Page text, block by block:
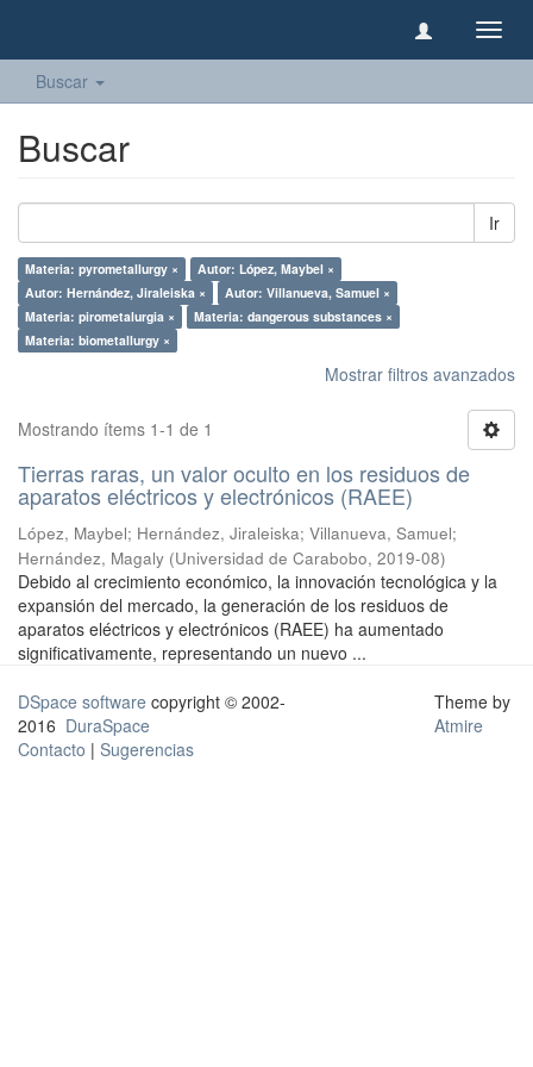
Buscar
Buscar
Ir
Materia: pyrometallurgy ×
Autor: López, Maybel ×
Autor: Hernández, Jiraleiska ×
Autor: Villanueva, Samuel ×
Materia: pirometalurgia ×
Materia: dangerous substances ×
Materia: biometallurgy ×
Mostrar filtros avanzados
Mostrando ítems 1-1 de 1
Tierras raras, un valor oculto en los residuos de
aparatos eléctricos y electrónicos (RAEE)
López, Maybel; Hernández, Jiraleiska; Villanueva, Samuel;
Hernández, Magaly (Universidad de Carabobo, 2019-08)
Debido al crecimiento económico, la innovación tecnológica y la
expansión del mercado, la generación de los residuos de
aparatos eléctricos y electrónicos (RAEE) ha aumentado
significativamente, representando un nuevo ...
DSpace software copyright © 2002-
2016 DuraSpace
Contacto | Sugerencias
Theme by
Atmire